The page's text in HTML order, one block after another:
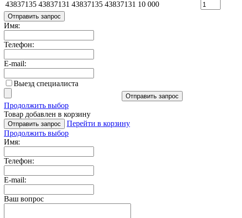
43837135 43837131 43837135 43837131 10 000
Отправить запрос
Имя:
Телефон:
E-mail:
Выезд специалиста
Отправить запрос
Продолжить выбор
Товар добавлен в корзину
Отправить запрос
Перейти в корзину
Продолжить выбор
Имя:
Телефон:
E-mail:
Ваш вопрос